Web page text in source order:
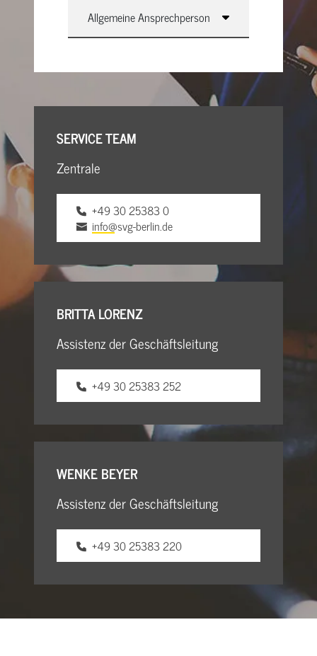
SERVICE TEAM
Zentrale
+49 30 25383 0
info@svg-berlin.de
BRITTA LORENZ
Assistenz der Geschäftsleitung
+49 30 25383 252
WENKE BEYER
Assistenz der Geschäftsleitung
+49 30 25383 220